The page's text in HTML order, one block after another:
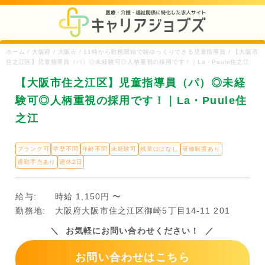
ホーム / 大阪府 / 大阪市 / 11時から勤務開始で朝ゆっくりできる児童指導員 / 【大阪市
住之江区】児童指導員（パ）◎未経験可◎人柄重視の採用です！｜La・Puule住之江
【大阪市住之江区】児童指導員（パ）◎未経
験可◎人柄重視の採用です！｜La・Puule住
之江
ブランク可 学歴不問 年齢不問 未経験可 残業ほぼなし
研修制度あり
通勤手当あり
週休2日
給与:
時給 1,150円 〜
勤務地:
大阪府大阪市住之江区御崎5丁目14-11 201
お気軽にお問い合わせください！
お問い合わせはこちら